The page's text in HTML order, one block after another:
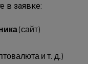
в заявке:
(сайт)
и т. д.)